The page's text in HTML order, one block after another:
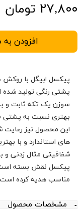
۲۷,۸۰۰ تومان
افزودن
پیکسل ابیگل با
پشتی رنگی تولید
سوزن یک تکه ثابت و
بهتری نسبت به پشتی
این محصول نیز
های استاندارد و با
شفافیتی مثال زدنی و
پیکسل نقش بسته
مناسب هدیه کرده
مشخصات محصول